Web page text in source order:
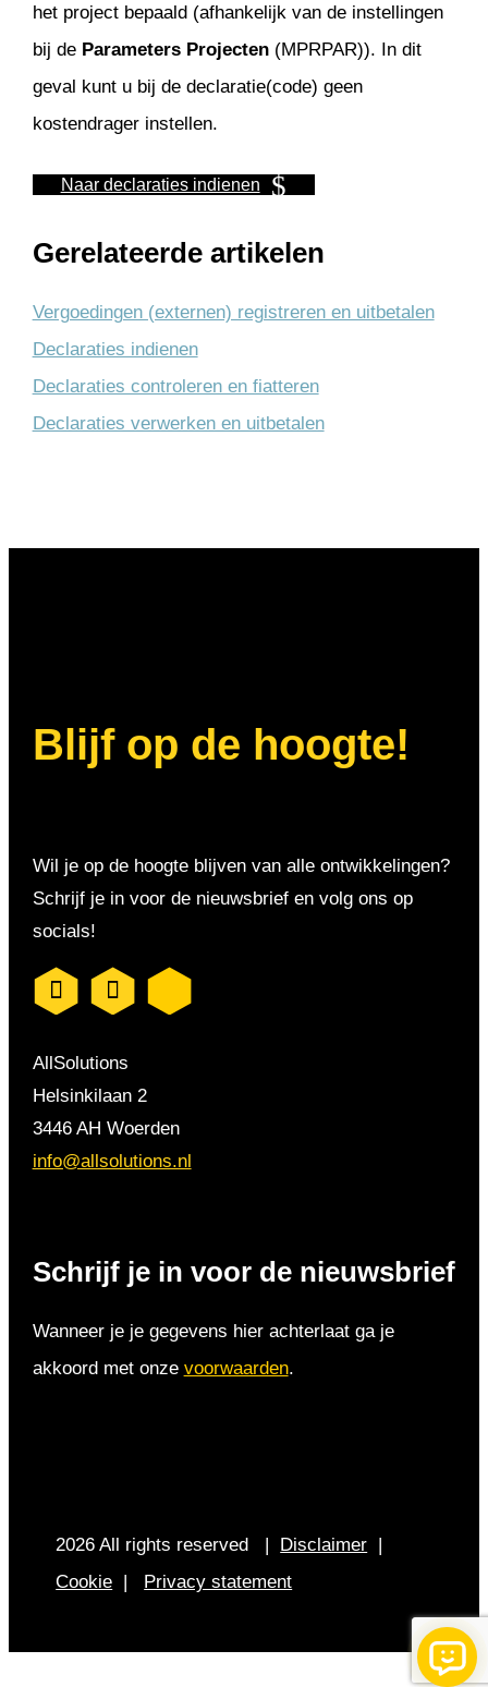
het project bepaald (afhankelijk van de instellingen
bij de Parameters Projecten(MPRPAR)). In dit
geval kunt u bij de declaratie(code) geen
kostendrager instellen.
Naar declaraties indienen
Gerelateerde artikelen
Vergoedingen (externen) registreren en uitbetalen
Declaraties indienen
Declaraties controleren en fiatteren
Declaraties verwerken en uitbetalen
Blijf op de hoogte!
Wil je op de hoogte blijven van alle ontwikkelingen?
Schrijf je in voor de nieuwsbrief en volg ons op
socials!
AllSolutions
Helsinkilaan 2
3446 AH Woerden
info@allsolutions.nl
Schrijf je in voor de nieuwsbrief
Wanneer je je gegevens hier achterlaat ga je
akkoord met onze voorwaarden.
2026 All rights reserved | Disclaimer |
Cookie | Privacy statement